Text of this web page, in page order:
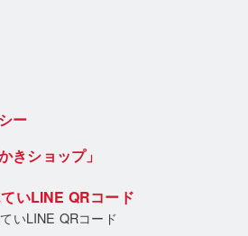
ー
きショップ」
いLINE QRコード